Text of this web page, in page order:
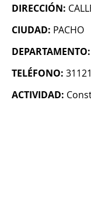
DIRECCIÓN:
CIUDAD: PACHO
DEPARTAMENTO:
TELÉFONO:
ACTIVIDAD: